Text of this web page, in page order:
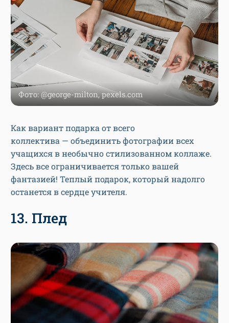
Фото: @george-milton, pexels.com
Как вариант подарка от всего
коллектива — объединить фотографии всех
учащихся в необычно стилизованном коллаже.
Здесь все ограничивается только вашей
фантазией! Теплый подарок, который надолго
останется в сердце учителя.
13. Плед